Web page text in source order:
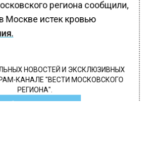
региона сообщили,
Москве истек кровью
НОВОСТЕЙ И ЭКСКЛЮЗИВНЫХ
КАНАЛЕ "ВЕСТИ МОСКОВСКОГО
РЕГИОНА".